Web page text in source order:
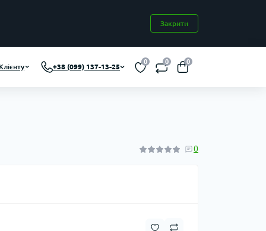
Закрити
+38 (099) 137-13-25
0 0 0
0